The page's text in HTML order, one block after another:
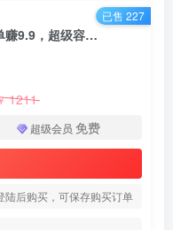
最新腾讯爱奇艺会员闲鱼出售，一单赚9.9，超级容易爆单，日入500+轻松简单 - 资源之家
1211
超级会员 免费
陆后购买，可保存购买订单
已售 227